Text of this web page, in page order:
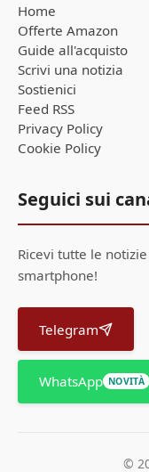
Home
Offerte Amazon
Guide all'acquisto
Scrivi una notizia
Sostienici
Feed RSS
Privacy Policy
Cookie Policy
Seguici sui
Ricevi tutte le
smartphone!
Telegram
WhatsApp NOVITÀ
©